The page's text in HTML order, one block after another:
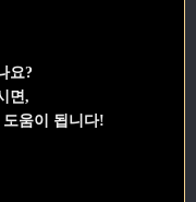
요?
면,
움이 됩니다!